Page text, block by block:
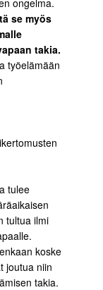
se myös
takia.
työelämään
tulee
tultua ilmi
koske
joutua niin
takia.